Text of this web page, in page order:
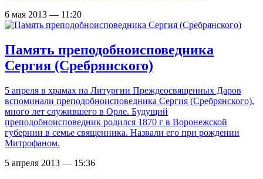
6 мая 2013 — 11:20
Память преподобноисповедника
Сергия (Сребрянского)
5 апреля в храмах на Литургии Преждеосвященных Даров
вспоминали преподобноисповедника Сергия (Сребрянского),
много лет служившего в Орле. Будущий
преподобноисповедник родился 1870 г в Воронежской
губернии в семье священника. Назвали его при рождении
Митрофаном.
5 апреля 2013 — 15:36